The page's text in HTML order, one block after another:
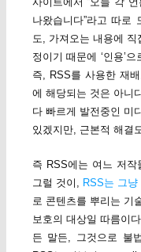
나왔습니다”라고 따로
도, 가져오는 내용에
정이기 때문에 ‘인용’
즉, RSS를 사용한 재
에 해당되는 것은 아니
다 빠르게 발전중인 미
있겠지만, 근본적 해결
즉 RSS에는 여느 저
그럴 것이, RSS는 그냥
로 콘텐츠를 뿌리는 기
보호의 대상일 따름이
든 말든, 그것으로 불